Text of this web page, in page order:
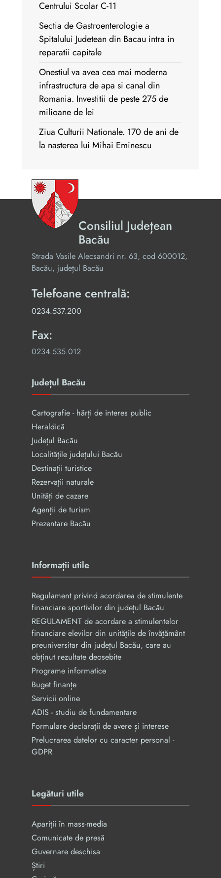
Centrului Scolar C-11
Sectia de Gastroenterologie a
Spitalului Judetean din Bacau intra in
reparatii capitale
Onestiul va avea cea mai moderna
infrastructura de apa si canal din
Romania. Investitii de peste 275 de
milioane de lei
Ziua Culturii Nationale. 170 de ani de
la nasterea lui Mihai Eminescu
Consiliul Județean
Bacău
Strada Vasile Alecsandri nr. 63, cod 600012,
Bacău, județul Bacău
Telefoane centrală:
0234.537.200
Fax:
0234.535.012
Județul Bacău
Cartografie - hărți de interes public
Heraldică
Județul Bacău
Localitățile județului Bacău
Destinații turistice
Rezervaţii naturale
Unități de cazare
Agenții de turism
Prezentare Bacău
Informații utile
Regulament privind acordarea de stimulente
financiare sportivilor din județul Bacău
REGULAMENT de acordare a stimulentelor
financiare elevilor din unităţile de învăţământ
preuniversitar din judeţul Bacău, care au
obținut rezultate deosebite
Programe informatice
Buget finanțe
Servicii online
ADIS - studiu de fundamentare
Formulare declarații de avere și interese
Prelucrarea datelor cu caracter personal -
GDPR
Legături utile
Apariții în mass-media
Comunicate de presă
Guvernare deschisa
Știri